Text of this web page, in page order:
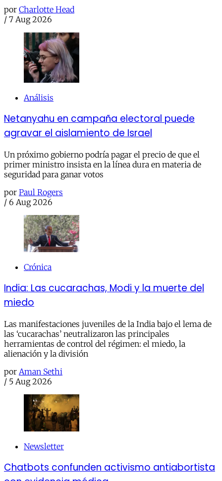
por Charlotte Head
/ 7 Aug 2026
Análisis
Netanyahu en campaña electoral puede
agravar el aislamiento de Israel
Un próximo gobierno podría pagar el precio de que el
primer ministro insista en la línea dura en materia de
seguridad para ganar votos
por Paul Rogers
/ 6 Aug 2026
Crónica
India: Las cucarachas, Modi y la muerte del
miedo
Las manifestaciones juveniles de la India bajo el lema de
las ‘cucarachas’ neutralizaron las principales
herramientas de control del régimen: el miedo, la
alienación y la división
por Aman Sethi
/ 5 Aug 2026
Newsletter
Chatbots confunden activismo antiabortista